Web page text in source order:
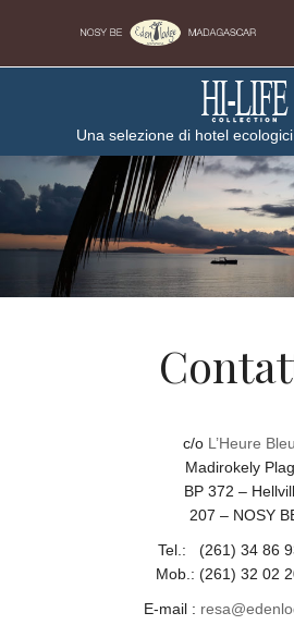
Una selezione di hotel
c/o L’Heure
Madirokely
BP 372 –
207 – NOSY
Tel.: (261) 34 86
Mob.: (261) 32 02
E-mail :